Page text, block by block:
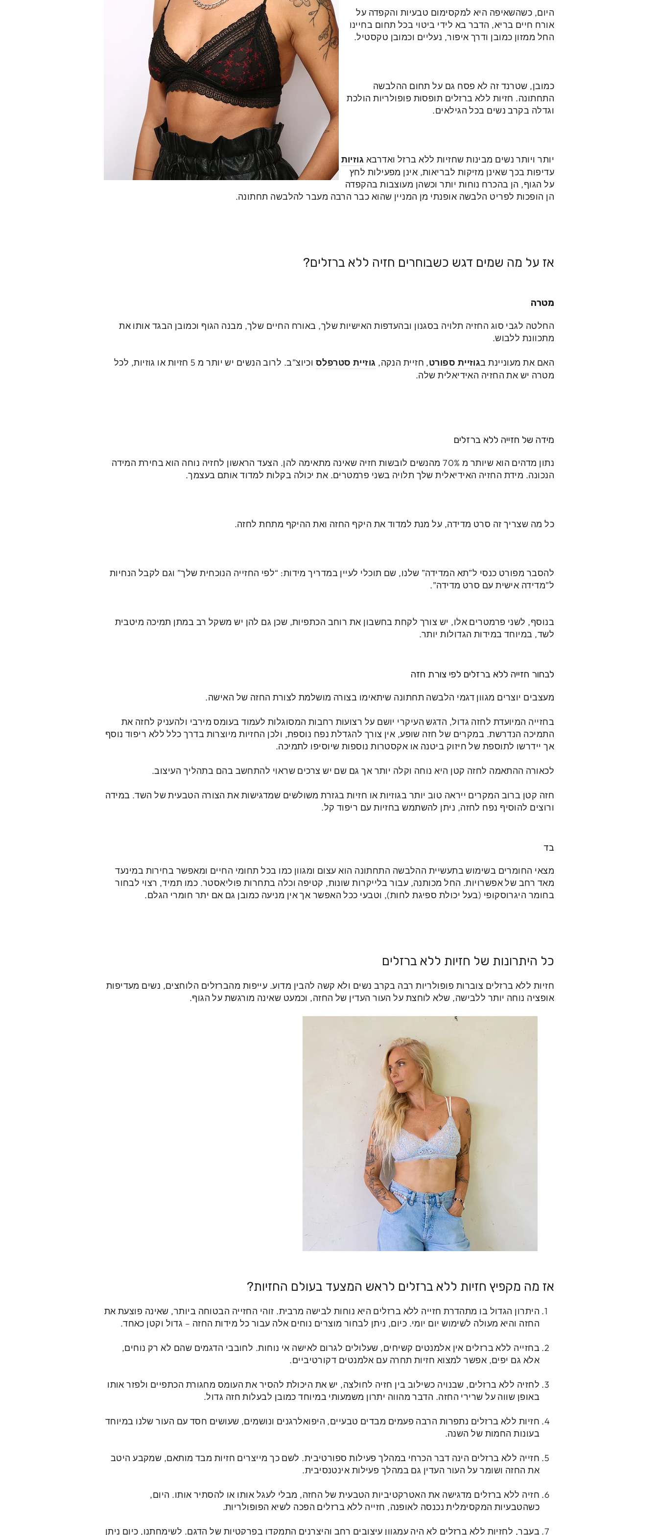
היום, כשהשאיפה היא למקסימום טבעיות והקפדה על
אורח חיים בריא, הדבר בא לידי ביטוי בכל תחום בחיינו
החל ממזון כמובן ודרך איפור, נעליים וכמובן טקסטיל.
כמובן, שטרנד זה לא פסח גם על תחום ההלבשה
התחתונה. חזיות ללא ברזלים תופסות פופולריות הולכת
וגדלה בקרב נשים בכל הגילאים.
יותר ויותר נשים מבינות שחזיות ללא ברזל ואדרבא גוזיות
עדיפות בכך שאינן מזיקות לבריאות, אינן מפעילות לחץ
על הגוף, הן בהכרח נוחות יותר וכשהן מעוצבות בהקפדה
הן הופכות לפריט הלבשה אופנתי מן המניין שהוא כבר הרבה מעבר להלבשה תחתונה.
אז על מה שמים דגש כשבוחרים חזיה ללא ברזלים?
מטרה
החלטה לגבי סוג החזיה תלויה בסגנון ובהעדפות האישיות שלך, באורח החיים שלך, מבנה הגוף וכמובן הבגד אותו את
מתכוונת ללבוש.
האם את מעוניינת בגוזיית ספורט, חזיית הנקה, גוזיית סטרפלס
וכיוצ”ב. לרוב הנשים יש יותר מ 5 חזיות או גוזיות, לכל
מטרה יש את החזיה האידיאלית שלה.
מידה של חזייה ללא ברזלים
נתון מדהים הוא שיותר מ 70% מהנשים לובשות חזיה שאינה מתאימה להן. הצעד הראשון לחזיה נוחה הוא בחירת המידה
הנכונה. מידת החזיה האידיאלית שלך תלויה בשני פרמטרים. את יכולה בקלות למדוד אותם בעצמך.
כל מה שצריך זה סרט מדידה, על מנת למדוד את היקף החזה ואת ההיקף מתחת לחזה.
להסבר מפורט כנסי ל”תא המדידה” שלנו, שם תוכלי לעיין במדריך מידות: “לפי החזייה הנוכחית שלך” וגם לקבל הנחיות
ל”מדידה אישית עם סרט מדידה”.
בנוסף, לשני פרמטרים אלו, יש צורך לקחת בחשבון את רוחב הכתפיות, שכן גם להן יש משקל רב במתן תמיכה מיטבית
לשד, במיוחד במידות הגדולות יותר.
לבחור חזייה ללא ברזלים לפי צורת חזה
מעצבים יוצרים מגוון דגמי הלבשה תחתונה שיתאימו בצורה מושלמת לצורת החזה של האישה.
בחזייה המיועדת לחזה גדול, הדגש העיקרי יושם על רצועות רחבות המסוגלות לעמוד בעומס מירבי ולהעניק לחזה את
התמיכה הנדרשת. במקרים של חזה שופע, אין צורך להגדלת נפח נוספת, ולכן החזיות מיוצרות בדרך כלל ללא ריפוד נוסף
אך יידרשו לתוספת של חיזוק ביטנה או אקסטרות נוספות שיוסיפו לתמיכה.
לכאורה ההתאמה לחזה קטן היא נוחה וקלה יותר אך גם שם יש צרכים שראוי להתחשב בהם בתהליך העיצוב.
חזה קטן ברוב המקרים ייראה טוב יותר בגוזיות או חזיות בגזרת משולשים שמדגישות את הצורה הטבעית של השד. במידה
ורוצים להוסיף נפח לחזה, ניתן להשתמש בחזיות עם ריפוד קל.
בד
מצאי החומרים בשימוש בתעשיית ההלבשה התחתונה הוא עצום ומגוון כמו בכל תחומי החיים ומאפשר בחירות במינעד
מאד רחב של אפשרויות. החל מכותנה, עבור בלייקרות שונות, קטיפה וכלה בתחרות פוליאסטר. כמו תמיד, רצוי לבחור
בחומר היגרוסקופי (בעל יכולת ספיגת לחות), וטבעי ככל האפשר אך אין מניעה כמובן גם אם יתר חומרי הגלם.
כל היתרונות של חזיות ללא ברזלים
חזיות ללא ברזלים צוברות פופולריות רבה בקרב נשים ולא קשה להבין מדוע. עייפות מהברזלים הלוחצים, נשים מעדיפות
אופציה נוחה יותר ללבישה, שלא לוחצת על העור העדין של החזה, וכמעט שאינה מורגשת על הגוף.
אז מה מקפיץ חזיות ללא ברזלים לראש המצעד בעולם החזיות?
היתרון הגדול בו מתהדרת חזייה ללא ברזלים היא נוחות לבישה מרבית. זוהי החזייה הבטוחה ביותר, שאינה פוצעת את
החזה והיא מעולה לשימוש יום יומי. כיום, ניתן לבחור מוצרים נוחים אלה עבור כל מידות החזה – גדול וקטן כאחד.
בחזייה ללא ברזלים אין אלמנטים קשיחים, שעלולים לגרום לאישה אי נוחות. לחובבי הדגמים שהם לא רק נוחים,
אלא גם יפים, אפשר למצוא חזיות תחרה עם אלמנטים דקורטיביים.
לחזיה ללא ברזלים, שבנויה כשילוב בין חזיה לחולצה, יש את היכולת להסיר את העומס מחגורת הכתפיים ולפזר אותו
באופן שווה על שרירי החזה. הדבר מהווה יתרון משמעותי במיוחד כמובן לבעלות חזה גדול.
חזיות ללא ברזלים נתפרות הרבה פעמים מבדים טבעיים, היפואלרגנים ונושמים, שעושים חסד עם העור שלנו במיוחד
בעונות החמות של השנה.
חזייה ללא ברזלים הינה דבר הכרחי במהלך פעילות ספורטיבית. לשם כך מייצרים חזיות מבד מותאם, שמקבע היטב
את החזה ושומר על העור העדין גם במהלך פעילות אינטנסיבית.
חזיה ללא ברזלים מדגישה את האטרקטיביות הטבעית של החזה, מבלי לעגל אותו או להסתיר אותו. היום,
כשהטבעיות המקסימלית נכנסה לאופנה, חזייה ללא ברזלים הפכה לשיא הפופולריות.
בעבר, לחזיות ללא ברזלים לא היה עמגוון עיצובים רחב והיצרנים התמקדו בפרקטיות של הדגם. לשימחתנו, כיום ניתן